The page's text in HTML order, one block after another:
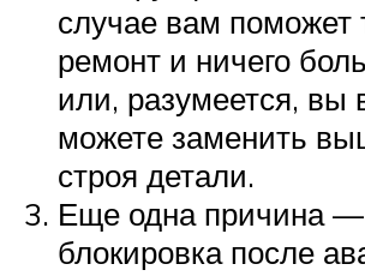
случае вам поможет
ремонт и ничего
или, разумеется, вы
можете заменить
строя детали.
Еще одна причина —
блокировка после